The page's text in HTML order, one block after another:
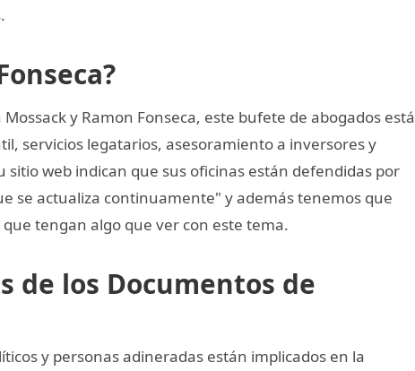
y Ramon Fonseca, este bufete de abogados está
servicios legatarios, asesoramiento a inversores y
web indican que sus oficinas están defendidas por
se actualiza continuamente" y además tenemos que
tengan algo que ver con este tema.
de los Documentos de
y personas adineradas están implicados en la